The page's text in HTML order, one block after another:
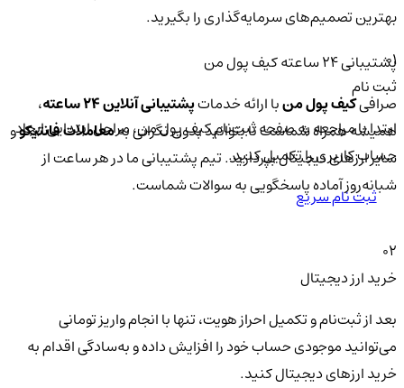
بهترین تصمیم‌های سرمایه‌گذاری را بگیرید.
پشتیبانی ۲۴ ساعته کیف پول من
صرافیکیف پول منبا ارائه خدماتپشتیبانی آنلاین ۲۴ ساعته
،
همیشه همراه شماست تا بتوانید بدون نگرانی بهمعاملات فانتیکوو
سایر ارزهای دیجیتال بپردازید. تیم پشتیبانی ما در هر ساعت از
شبانه‌روز آماده پاسخگویی به سوالات شماست.
01
ثبت نام
ابتدا با مراجعه به صفحه ثبت‌نام کیف‌ پول من، مراحل ابتدایی ایجاد
حساب کاربری را تکمیل کنید.
ثبت نام سریع
02
خرید ارز دیجیتال
بعد از ثبت‌نام و تکمیل احراز هویت، تنها با انجام واریز تومانی
می‌توانید موجودی حساب خود را افزایش داده و به‌سادگی اقدام به
خرید ارزهای دیجیتال کنید.